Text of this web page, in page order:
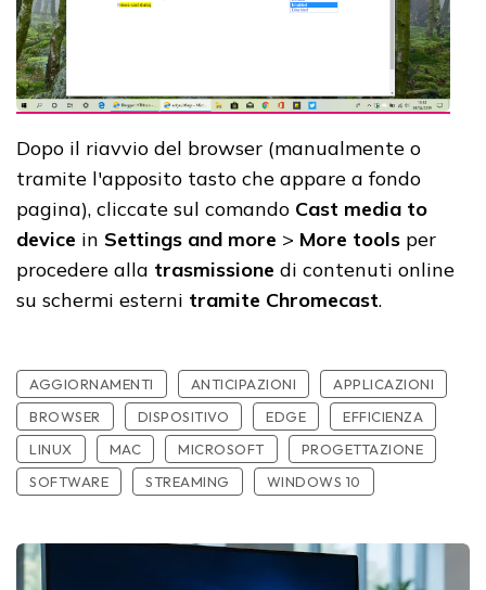
Dopo il riavvio del browser (manualmente o
tramite l'apposito tasto che appare a fondo
pagina), cliccate sul comando Cast media to
device in Settings and more > More tools per
procedere alla trasmissione di contenuti online
su schermi esterni tramite Chromecast.
AGGIORNAMENTI ANTICIPAZIONI
APPLICAZIONI
BROWSER
DISPOSITIVO EDGE
EFFICIENZA
LINUX
MAC MICROSOFT
PROGETTAZIONE
SOFTWARE
STREAMING WINDOWS 10